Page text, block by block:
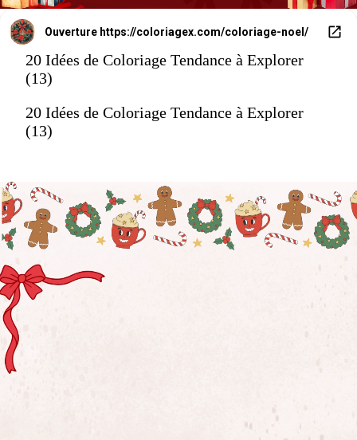
Ouverture https://coloriagex.com/coloriage-noel/
20 Idées de Coloriage Tendance à Explorer
(13)
20 Idées de Coloriage Tendance à Explorer
(13)